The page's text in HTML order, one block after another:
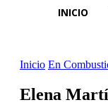
INICIO
Inicio En
Elena